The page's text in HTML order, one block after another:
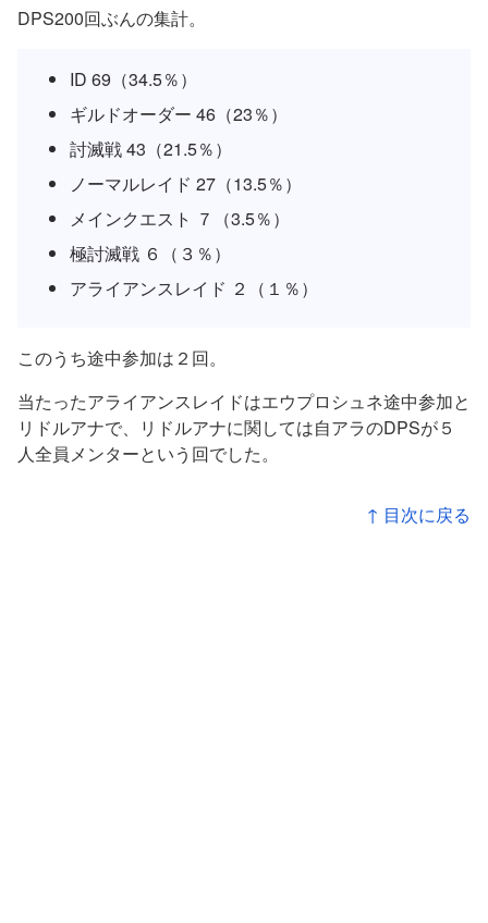
DPS200回ぶんの集計。
ID 69（34.5％）
ギルドオーダー 46（23％）
討滅戦 43（21.5％）
ノーマルレイド 27（13.5％）
メインクエスト ７（3.5％）
極討滅戦 ６（３％）
アライアンスレイド ２（１％）
このうち途中参加は２回。
当たったアライアンスレイドはエウプロシュネ途中参加と
リドルアナで、リドルアナに関しては自アラのDPSが５
人全員メンターという回でした。
↑ 目次に戻る